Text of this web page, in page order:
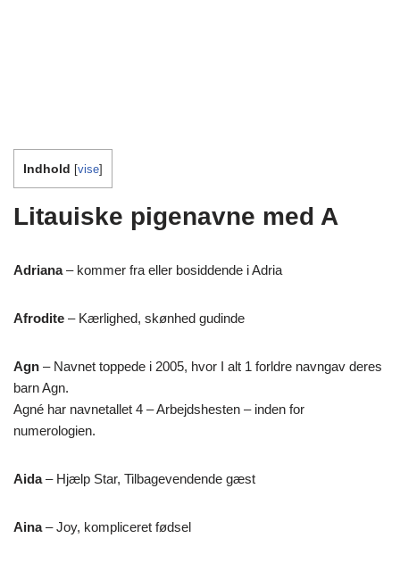
Indhold [vise]
Litauiske pigenavne med A
Adriana– kommer fra eller bosiddende i Adria
Afrodite – Kærlighed, skønhed gudinde
Agn – Navnet toppede i 2005, hvor I alt 1 forldre navngav deres
barn Agn.
Agné har navnetallet 4 – Arbejdshesten – inden for
numerologien.
Aida– Hjælp Star, Tilbagevendende gæst
Aina– Joy, kompliceret fødsel